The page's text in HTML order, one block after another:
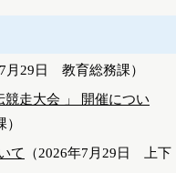
月29日 教育総務課）
競走大会 」 開催につい
）
て
（2026年7月29日
上下